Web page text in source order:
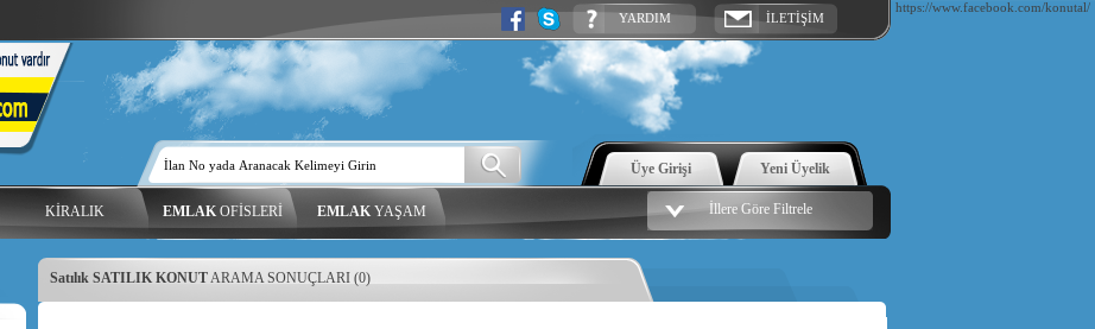
https://www.facebook.com/konutal/
YARDIM İLETİŞİM
KİRALIK EMLAK OFİSLERİ EMLAKYAŞAM İllere Göre Filtrele
Üye Girişi Yeni Üyelik
Satılık SATILIK KONUTARAMA SONUÇLARI (0)